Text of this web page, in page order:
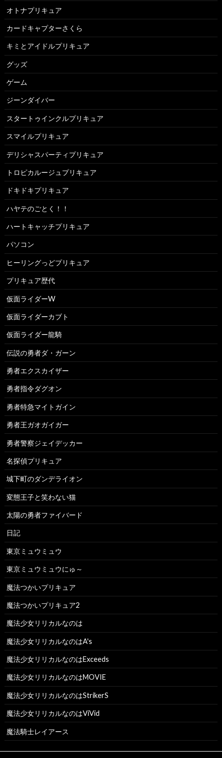
オトナプリキュア
カードキャプターさくら
キミとアイドルプリキュア
グッズ
ゲーム
ジーンダイバー
スタートゥインクルプリキュア
スマイルプリキュア
デリシャスパーティプリキュア
トロピカルージュプリキュア
ドキドキプリキュア
ハヤテのごとく！！
ハートキャッチプリキュア
パソコン
ヒーリングっどプリキュア
プリキュア歴代
仮面ライダーW
仮面ライダーカブト
仮面ライダー龍騎
伝説の勇者ダ・ガーン
勇者エクスカイザー
勇者指令ダグオン
勇者特急マイトガイン
勇者王ガオガイガー
勇者警察ジェイデッカー
名探偵プリキュア
城下町のダンデライオン
変態王子と笑わない猫
太陽の勇者ファイバード
日記
東京ミュウミュウ
東京ミュウミュウにゅ～
魔法つかいプリキュア
魔法つかいプリキュア2
魔法少女リリカルなのは
魔法少女リリカルなのはA's
魔法少女リリカルなのはExceeds
魔法少女リリカルなのはMOVIE
魔法少女リリカルなのはStrikerS
魔法少女リリカルなのはViVid
魔法騎士レイアース